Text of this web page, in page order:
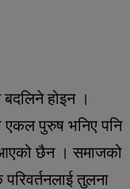
बदलिने होइन ।
एकल पुरुष भनिए पनि
आएको छैन । समाजको
तुलना